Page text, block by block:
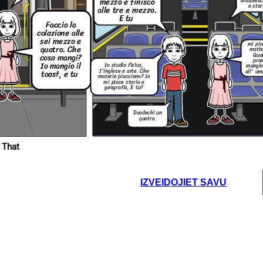
Faccio la cena
alle sei e quatro
A che ora vai a
letto?
Mi
addomenti
alle
dodichi
That
Faccio la
colazionealle
sei mezzo e
quatro. Che
cosamangi?
Iomangioil
toast, etu
alle tree mezzo.
Etu
e
Io studio fisica,
I'inglese e arte. Che
materie piacciono? Io
mi piace storia e
geografia, E tu?
mi
all'
Duodechi un
quatro.
IZVEIDOJIET SAVU